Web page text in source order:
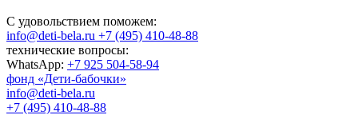
С удовольствием поможем:
info@deti-bela.ru +7 (495) 410-48-88
технические вопросы:
WhatsApp: +7 925 504-58-94
фонд «Дети-бабочки»
info@deti-bela.ru
+7 (495) 410-48-88